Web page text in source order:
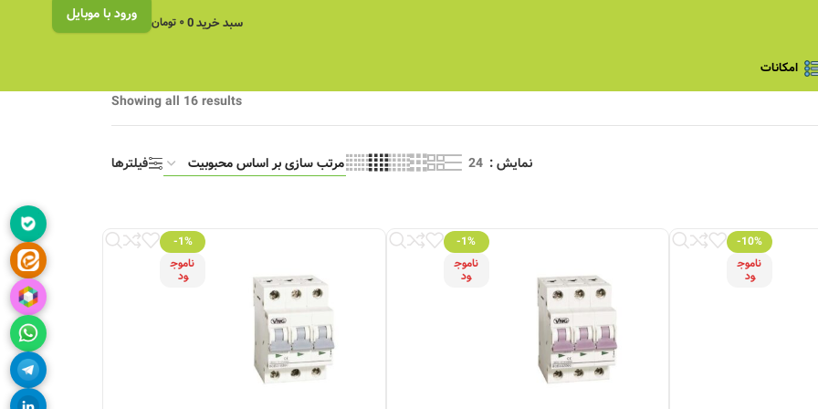
سبد خرید0۰ تومان ورود با موبایل
امکانات
Showing all 16 results
نمایش 24 فیلترها
-10%
ناموج
ود
-1%
ناموج
ود
-1%
ناموج
ود